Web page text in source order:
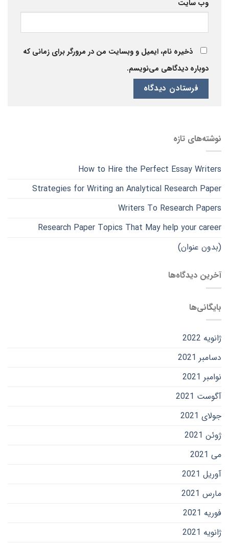
وب‌ سایت
ذخیره نام، ایمیل و وبسایت من در مرورگر برای زمانی که
دوباره دیدگاهی می‌نویسم.
نوشته‌های تازه
How to Hire the Perfect Essay Writers
Strategies for Writing an Analytical Research Paper
Writers To Research Papers
Research Paper Topics That May help your career
(بدون عنوان)
آخرین دیدگاه‌ها
بایگانی‌ها
ژانویه 2022
دسامبر 2021
نوامبر 2021
آگوست 2021
جولای 2021
ژوئن 2021
می 2021
آوریل 2021
مارس 2021
فوریه 2021
ژانویه 2021